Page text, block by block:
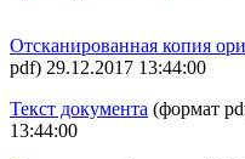
Отсканированная копия
pdf) 29.12.2017 13:44:00
Текст документа (формат
13:44:00